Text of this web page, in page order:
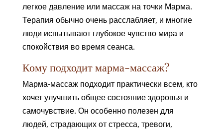
легкое давление или массаж на точки Марма.
Терапия обычно очень расслабляет, и многие
люди испытывают глубокое чувство мира и
спокойствия во время сеанса.
Кому подходит марма-массаж?
Марма-массаж подходит практически всем, кто
хочет улучшить общее состояние здоровья и
самочувствие. Он особенно полезен для
людей, страдающих от стресса, тревоги,